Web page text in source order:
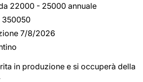
22000 - 25000 annuale
350050
7/8/2026
in produzione e si occuperà della